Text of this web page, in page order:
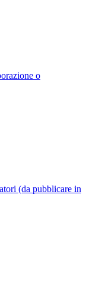
o
(da pubblicare in